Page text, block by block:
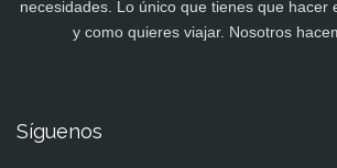
necesidades. Lo único que tienes que hacer
y como quieres viajar. Nosotros
Síguenos